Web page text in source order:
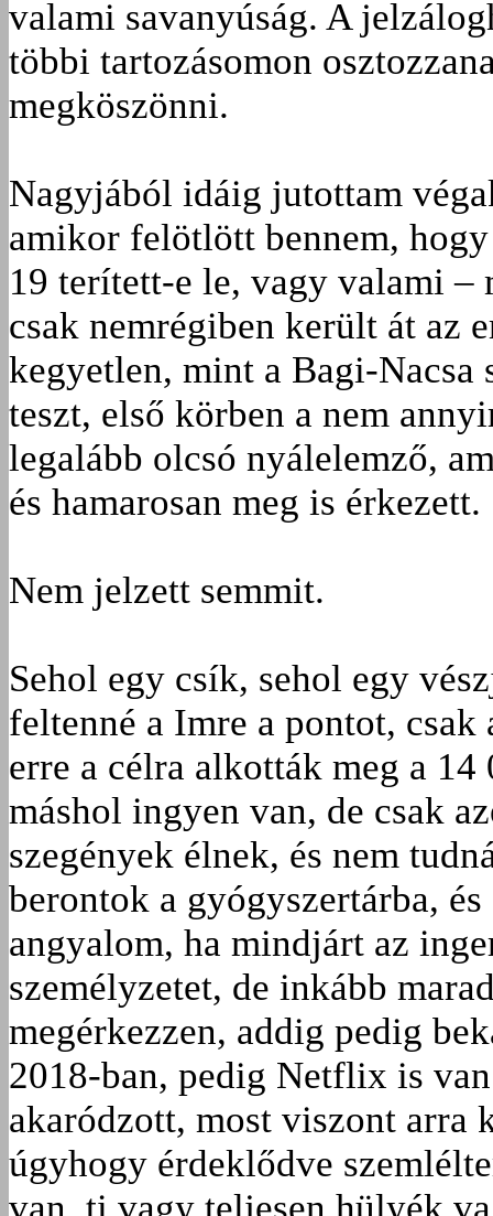
valami savanyúság. A
többi tartozásomon
megköszönni.
Nagyjából idáig jutottam
amikor felötlött bennem,
19 terített-e le, vagy valami –
csak nemrégiben került át az
kegyetlen, mint a Bagi-Nacsa
teszt, első körben a nem
legalább olcsó nyálelemző,
és hamarosan meg is érkezett.
Nem jelzett semmit.
Sehol egy csík, sehol egy
feltenné a Imre a pontot, csak
erre a célra alkották meg a
máshol ingyen van, de csak
szegények élnek, és nem
berontok a gyógyszertárba,
angyalom, ha mindjárt az
személyzetet, de inkább
megérkezzen, addig pedig
2018-ban, pedig Netflix is
akaródzott, most viszont arra
úgyhogy érdeklődve